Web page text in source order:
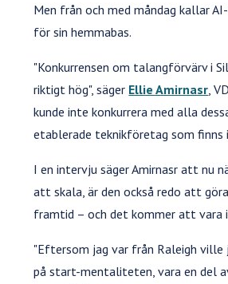
Men från och med måndag kallar
för sin hemmabas.
"Konkurrensen om talangförvärv i
riktigt hög", säger Ellie Amirnasr ,
kunde inte konkurrera med alla
etablerade teknikföretag som finns
I en intervju säger Amirnasr att nu
att skala, är den också redo att
framtid – och det kommer att vara i
"Eftersom jag var från Raleigh ville
på start-mentaliteten, vara en del